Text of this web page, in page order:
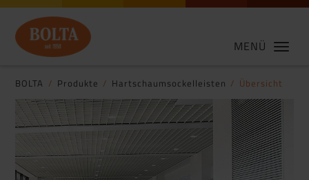
MENÜ
BOLTA Produkte Hartschaumsockelleisten Übersicht